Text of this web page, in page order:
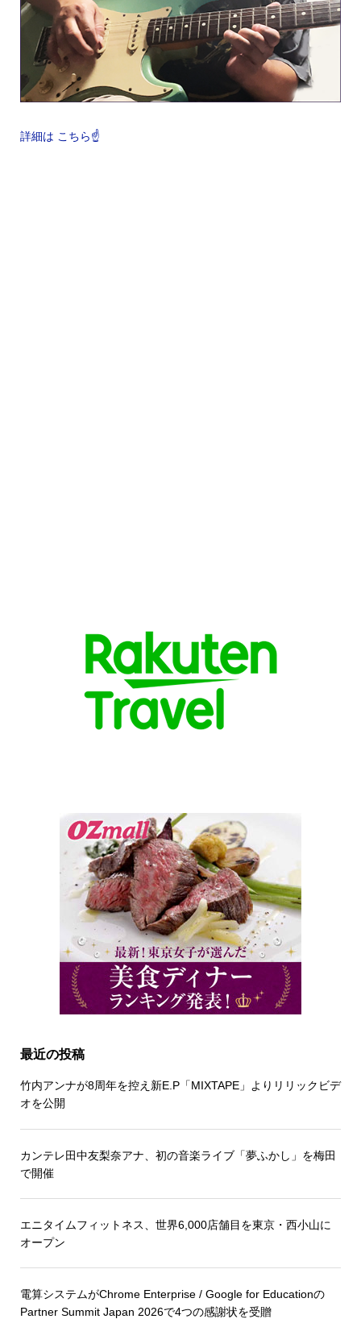
詳細は こちら☝️
最近の投稿
竹内アンナが8周年を控え新E.P「MIXTAPE」よりリリックビデ
オを公開
カンテレ田中友梨奈アナ、初の音楽ライブ「夢ふかし」を梅田
で開催
エニタイムフィットネス、世界6,000店舗目を東京・西小山に
オープン
電算システムがChrome Enterprise / Google for Educationの
Partner Summit Japan 2026で4つの感謝状を受贈